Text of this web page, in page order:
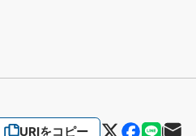
URIをコピー